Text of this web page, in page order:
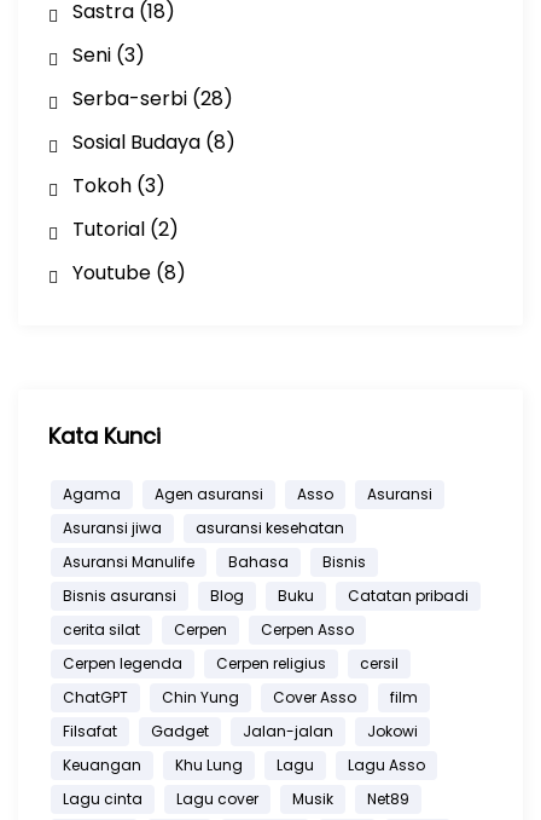
Sastra(18)
Seni(3)
Serba-serbi(28)
Sosial Budaya(8)
Tokoh(3)
Tutorial(2)
Youtube(8)
Kata Kunci
Agama Agen asuransi Asso
Asuransi
Asuransi jiwa
asuransi kesehatan
Asuransi Manulife
Bahasa
Bisnis
Bisnis asuransi
Blog Buku
Catatan pribadi
cerita silat
Cerpen
Cerpen Asso
Cerpen legenda
Cerpen religius
cersil
ChatGPT
Chin Yung Cover Asso
film
Filsafat
Gadget Jalan-jalan
Jokowi
Keuangan
Khu Lung Lagu
Lagu Asso
Lagu cinta
Lagu cover Musik
Net89